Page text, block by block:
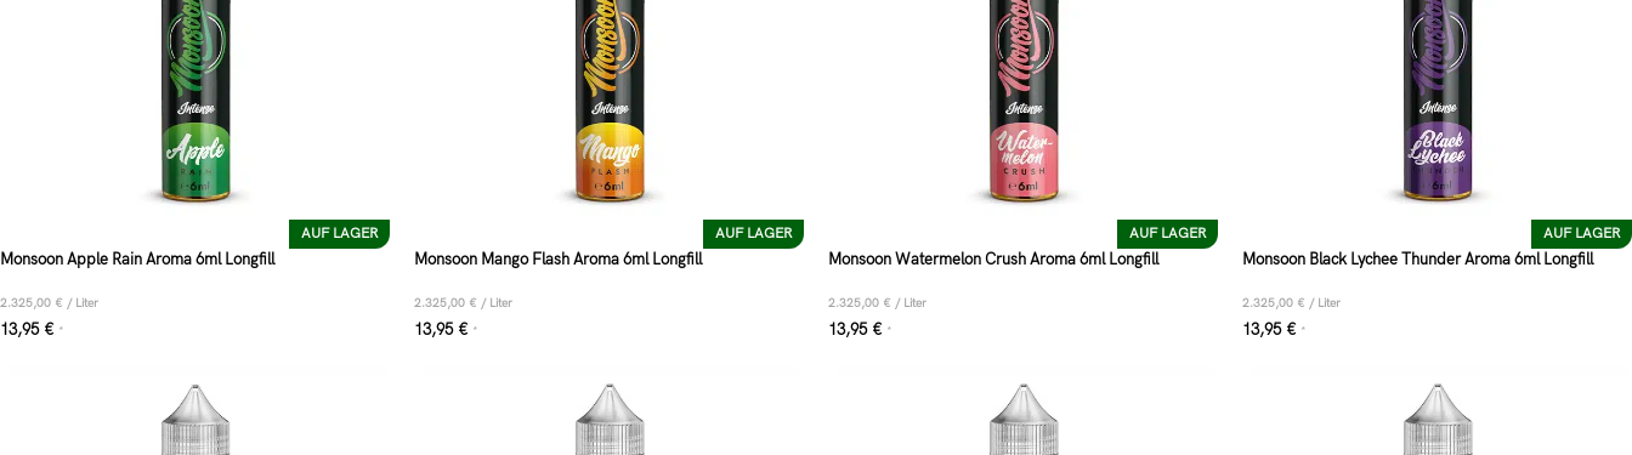
AUF LAGER
Monsoon Apple Rain Aroma 6ml Longfill
2.325,00 € / Liter
13,95 € *
AUF LAGER
Monsoon Mango Flash Aroma 6ml Longfill
2.325,00 € / Liter
13,95 € *
AUF LAGER
Monsoon Watermelon Crush Aroma 6ml Longfill
2.325,00 € / Liter
13,95 € *
AUF LAGER
Monsoon Black Lychee Thunder Aroma 6ml Longfill
2.325,00 € / Liter
13,95 € *